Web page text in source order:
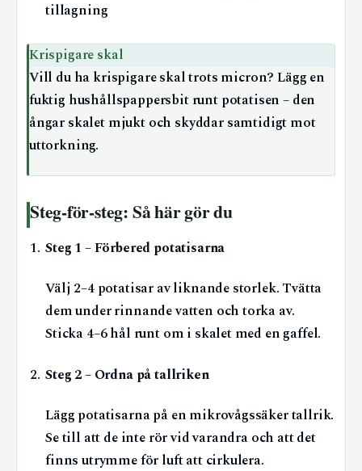
tillagning
Krispigare skal
Vill du ha krispigare skal trots micron? Lägg en
fuktig hushållspappersbit runt potatisen – den
ångar skalet mjukt och skyddar samtidigt mot
uttorkning.
Steg-för-steg: Så här gör du
Steg 1 – Förbered potatisarna
Välj 2–4 potatisar av liknande storlek. Tvätta
dem under rinnande vatten och torka av.
Sticka 4–6 hål runt om i skalet med en gaffel.
Steg 2 – Ordna på tallriken
Lägg potatisarna på en mikrovågssäker tallrik.
Se till att de inte rör vid varandra och att det
finns utrymme för luft att cirkulera.